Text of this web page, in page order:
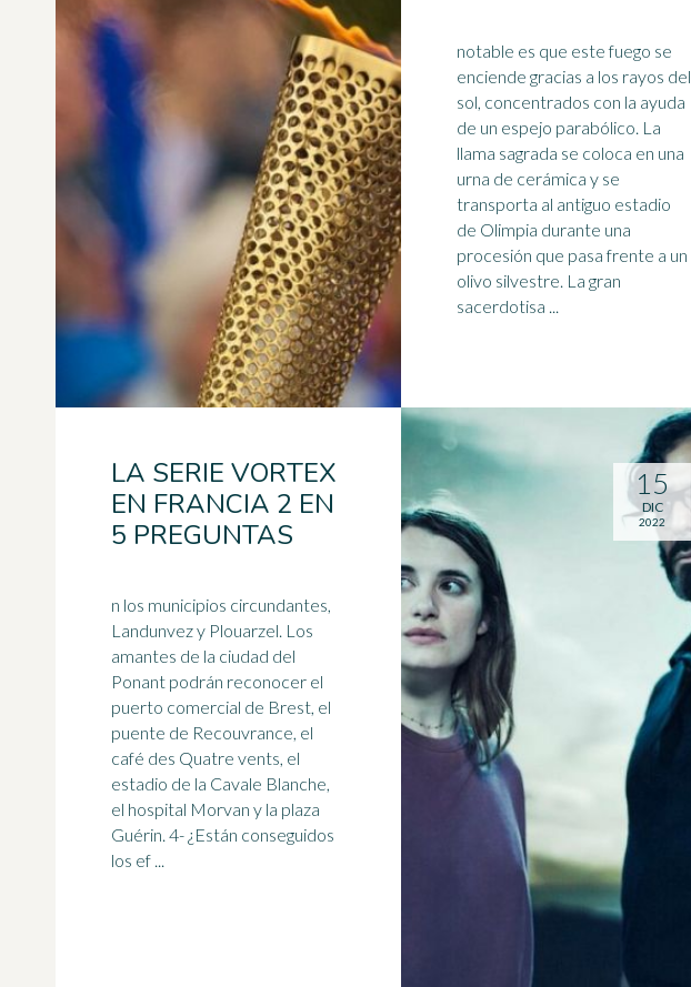
notable es que este fuego se
enciende gracias a los rayos del
sol, concentrados con la ayuda
de un espejo parabólico. La
llama sagrada se coloca en una
urna de cerámica y se
transporta al antiguo estadio
de Olimpia durante una
procesión que pasa frente a un
olivo silvestre. La gran
sacerdotisa ...
LA SERIE VORTEX
EN FRANCIA 2 EN
5 PREGUNTAS
n los municipios circundantes,
Landunvez y Plouarzel. Los
amantes de la ciudad del
Ponant podrán reconocer el
puerto comercial de Brest, el
puente de Recouvrance, el
café des Quatre vents, el
estadio de la Cavale Blanche,
el hospital Morvan y la plaza
Guérin. 4- ¿Están conseguidos
los ef ...
15
DIC
2022